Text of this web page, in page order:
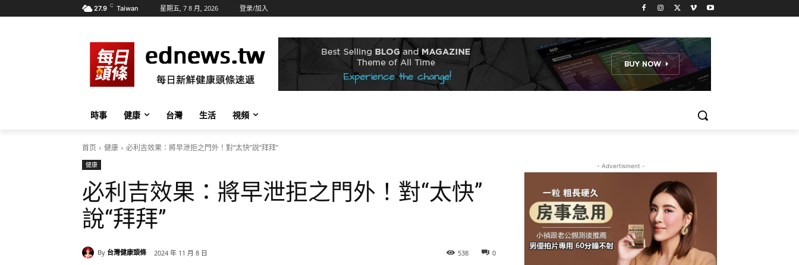
27.9 C Taiwan 星期五, 7 8 月, 2026 登录/加入
時事 健康 台灣 生活 視頻
首页 健康 必利吉效果：將早泄拒之門外！對“太快”說“拜拜”
健康
必利吉效果：將早泄拒之門外！對“太快”
說“拜拜”
By 台灣健康頭條 2024 年 11 月 8 日 0
538
- Advertisment -